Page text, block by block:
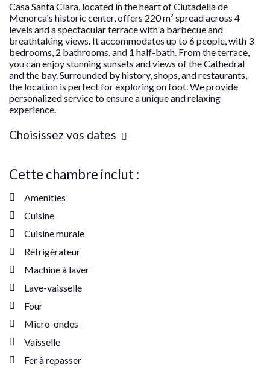
Casa Santa Clara, located in the heart of Ciutadella de
Menorca's historic center, offers 220 m² spread across 4
levels and a spectacular terrace with a barbecue and
breathtaking views. It accommodates up to 6 people, with 3
bedrooms, 2 bathrooms, and 1 half-bath. From the terrace,
you can enjoy stunning sunsets and views of the Cathedral
and the bay. Surrounded by history, shops, and restaurants,
the location is perfect for exploring on foot. We provide
personalized service to ensure a unique and relaxing
experience.
Choisissez vos dates
Cette chambre inclut :
Amenities
Cuisine
Cuisine murale
Réfrigérateur
Machine à laver
Lave-vaisselle
Four
Micro-ondes
Vaisselle
Fer à repasser